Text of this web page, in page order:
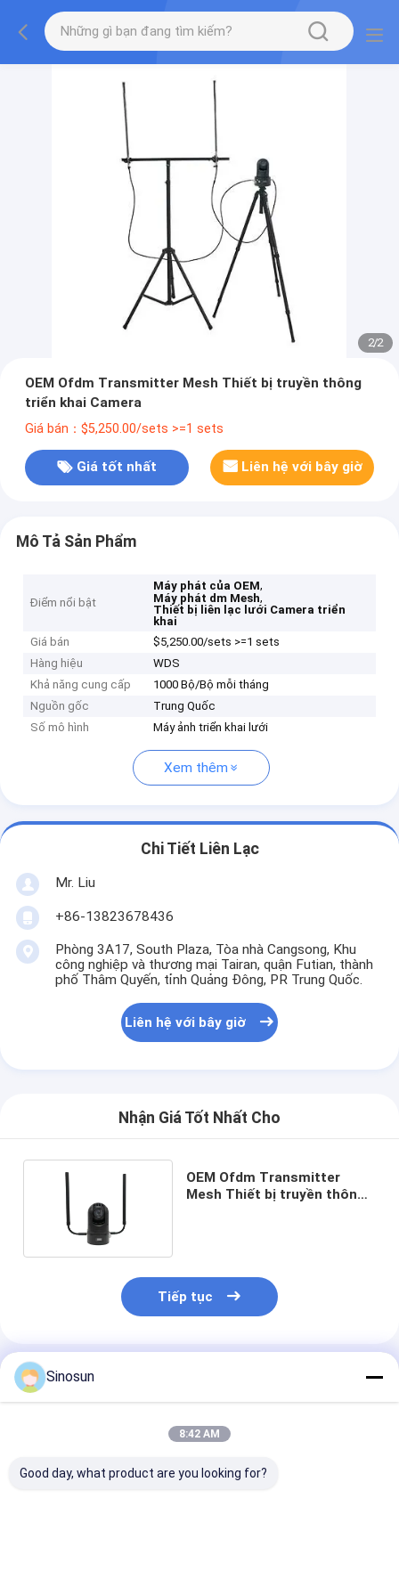
2/2
OEM Ofdm Transmitter Mesh Thiết bị truyền thông
triển khai Camera
Giá bán：$5,250.00/sets >=1 sets
Giá tốt nhất Liên hệ với bây giờ
Mô Tả Sản Phẩm
Điểm nổi bật
Máy phát của OEM,
Máy phát dm Mesh,
Thiết bị liên lạc lưới Camera triển
khai
Giá bán
$5,250.00/sets >=1 sets
Hàng hiệu
WDS
Khả năng cung cấp
1000 Bộ/Bộ mỗi tháng
Nguồn gốc
Trung Quốc
Số mô hình
Máy ảnh triển khai lưới
Xem thêm
Chi Tiết Liên Lạc
Mr. Liu
+86-13823678436
Phòng 3A17, South Plaza, Tòa nhà Cangsong, Khu
công nghiệp và thương mại Tairan, quận Futian, thành
phố Thâm Quyến, tỉnh Quảng Đông, PR Trung Quốc.
Liên hệ với bây giờ
Nhận Giá Tốt Nhất Cho
OEM Ofdm Transmitter
Mesh Thiết bị truyền thông
Tiếp tục
Sản Phẩm Khuyến Cáo
Sinosun
8:42 AM
Good day, what product are you looking for?